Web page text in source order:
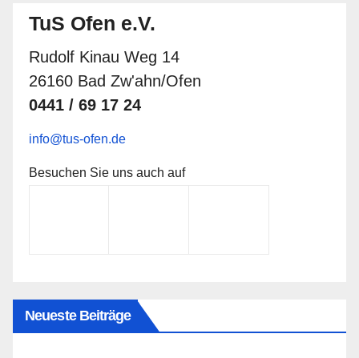
TuS Ofen e.V.
Rudolf Kinau Weg 14
26160 Bad Zw'ahn/Ofen
0441 / 69 17 24
info@tus-ofen.de
Besuchen Sie uns auch auf
Neueste Beiträge